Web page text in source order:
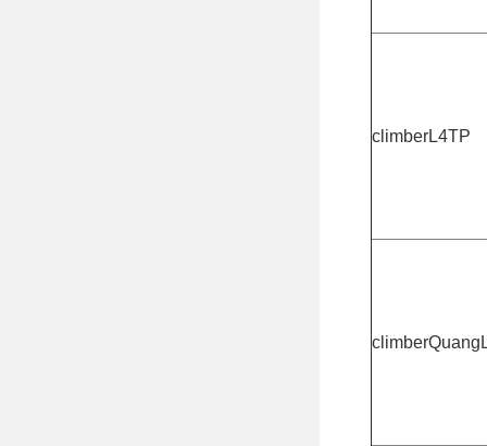
climberL4TP